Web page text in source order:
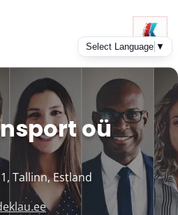
oü
Tallinn, Estland